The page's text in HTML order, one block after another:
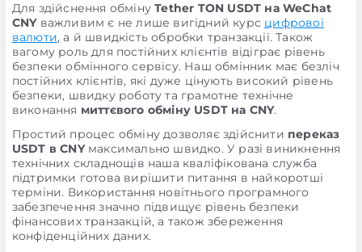
Для здійснення обмінуTether TON USDT на WeChat
CNYважливим є не лише вигідний курс цифрової
валюти, а й швидкість обробки транзакції. Також
вагому роль для постійних клієнтів відіграє рівень
безпеки обмінного сервісу. Наш обмінник має безліч
постійних клієнтів, які дуже цінують високий рівень
безпеки, швидку роботу та грамотне технічне
виконання миттєвого обміну USDT на CNY.
Простий процес обміну дозволяє здійснити переказ
USDT в CNYмаксимально швидко. У разі виникнення
технічних складнощів наша кваліфікована служба
підтримки готова вирішити питання в найкоротші
терміни. Використання новітнього програмного
забезпечення значно підвищує рівень безпеки
фінансових транзакцій, а також збереження
конфіденційних даних.